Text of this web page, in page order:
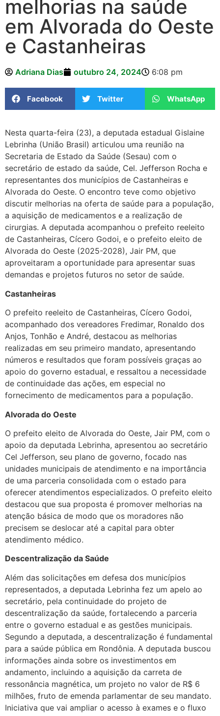
melhorias na saúde
em Alvorada do Oeste
e Castanheiras
Adriana Dias outubro 24, 2024 6:08 pm
Facebook Twitter WhatsApp
Nesta quarta-feira (23), a deputada estadual Gislaine
Lebrinha (União Brasil) articulou uma reunião na
Secretaria de Estado da Saúde (Sesau) com o
secretário de estado da saúde, Cel. Jefferson Rocha e
representantes dos municípios de Castanheiras e
Alvorada do Oeste. O encontro teve como objetivo
discutir melhorias na oferta de saúde para a população,
a aquisição de medicamentos e a realização de
cirurgias. A deputada acompanhou o prefeito reeleito
de Castanheiras, Cícero Godoi, e o prefeito eleito de
Alvorada do Oeste (2025-2028), Jair PM, que
aproveitaram a oportunidade para apresentar suas
demandas e projetos futuros no setor de saúde.
Castanheiras
O prefeito reeleito de Castanheiras, Cícero Godoi,
acompanhado dos vereadores Fredimar, Ronaldo dos
Anjos, Tonhão e André, destacou as melhorias
realizadas em seu primeiro mandato, apresentando
números e resultados que foram possíveis graças ao
apoio do governo estadual, e ressaltou a necessidade
de continuidade das ações, em especial no
fornecimento de medicamentos para a população.
Alvorada do Oeste
O prefeito eleito de Alvorada do Oeste, Jair PM, com o
apoio da deputada Lebrinha, apresentou ao secretário
Cel Jefferson, seu plano de governo, focado nas
unidades municipais de atendimento e na importância
de uma parceria consolidada com o estado para
oferecer atendimentos especializados. O prefeito eleito
destacou que sua proposta é promover melhorias na
atenção básica de modo que os moradores não
precisem se deslocar até a capital para obter
atendimento médico.
Descentralização da Saúde
Além das solicitações em defesa dos municípios
representados, a deputada Lebrinha fez um apelo ao
secretário, pela continuidade do projeto de
descentralização da saúde, fortalecendo a parceria
entre o governo estadual e as gestões municipais.
Segundo a deputada, a descentralização é fundamental
para a saúde pública em Rondônia. A deputada buscou
informações ainda sobre os investimentos em
andamento, incluindo a aquisição da carreta de
ressonância magnética, um projeto no valor de R$ 6
milhões, fruto de emenda parlamentar de seu mandato.
Iniciativa que vai ampliar o acesso à exames e o fluxo